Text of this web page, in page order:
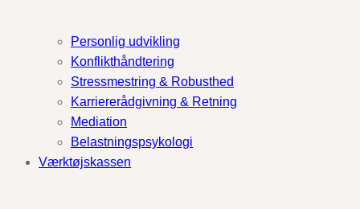
Personlig udvikling
Konflikthåndtering
Stressmestring & Robusthed
Karriererådgivning & Retning
Mediation
Belastningspsykologi
Værktøjskassen